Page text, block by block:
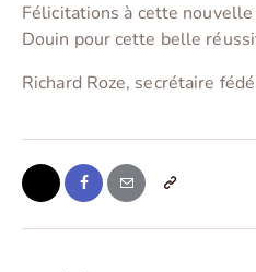
Félicitations à cette
Douin pour cette belle
Richard Roze, secrétaire